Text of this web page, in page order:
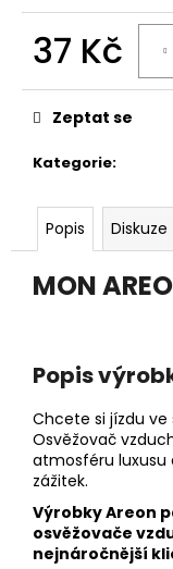
37 Kč
cena:
Kategorie:
Zeptat se
Popis Diskuze
MON
Popis
Chcete si jízdu
Osvěžovač
atmosféru luxusu
zážitek.
Výrobky Areon
osvěžovače
nejnáročnější
D
o
o
u
e
DĚTSKÁ
LÁHEV
NA
PITÍ
KIDS
FUN
119
Kč